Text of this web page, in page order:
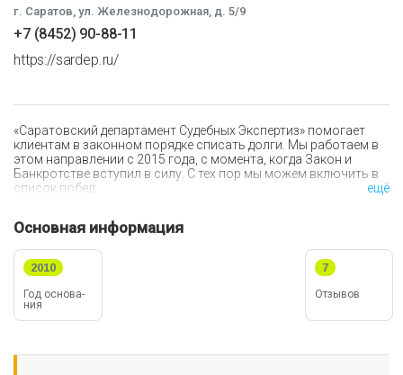
г. Саратов, ул. Железнодорожная, д. 5/9
+7 (8452) 90-88-11
https://sardep.ru/
Основная информация
Год ос­но­ва­
ния
2010
Отзывов
7
«Саратовский департамент Судебных Экспертиз» помогает
клиентам в законном порядке списать долги. Мы работаем в
этом направлении с 2015 года, с момента, когда Закон и
Банкротстве вступил в силу. С тех пор мы можем включить в
список побед:
более 350 обанкроченных должников;
100% выигранных дел;
минимальная сумма списанного долга клиента
составила 300 тысяч, максимальная — более 94
миллионов рублей.
Почему Вам стоит выбрать «Саратовский Департамент
Судебных Экспертиз»:
наши консультации абсолютно бесплатны;
ещё